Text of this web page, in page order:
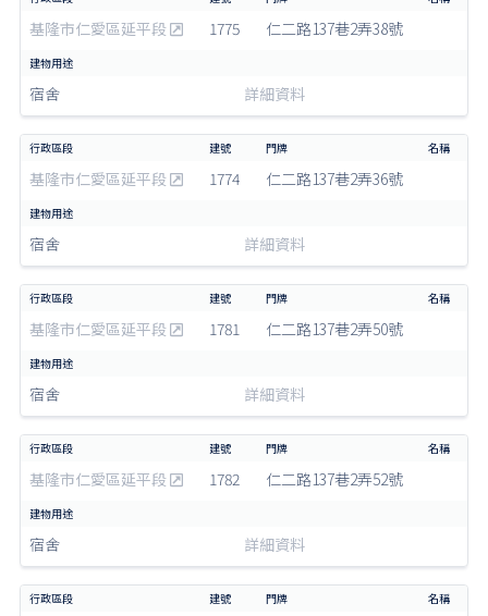
基隆市仁愛區延平段 1775 仁二路137巷2弄38號
宿舍 詳細資料
基隆市仁愛區延平段 1774 仁二路137巷2弄36號
宿舍 詳細資料
基隆市仁愛區延平段 1781 仁二路137巷2弄50號
宿舍 詳細資料
基隆市仁愛區延平段 1782 仁二路137巷2弄52號
宿舍 詳細資料